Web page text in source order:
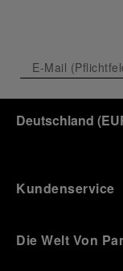
Deutschland (
Kundenservice
Die Welt Von